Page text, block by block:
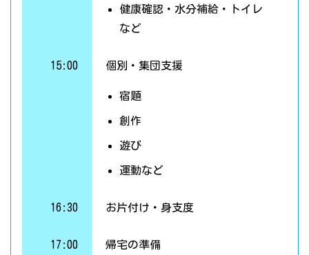
健康確認・水分補給・トイレ
など
15:00 個別・集団支援
宿題
創作
遊び
運動など
16:30 お片付け・身支度
17:00 帰宅の準備